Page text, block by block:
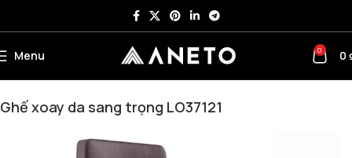
Menu 0 0
Ghế xoay da sang trọng LO37121